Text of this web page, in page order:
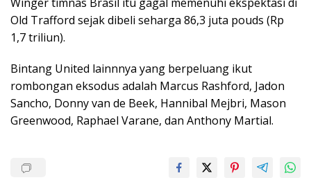
Old Trafford sejak dibeli seharga 86,3 juta pouds (Rp
1,7 triliun).
Bintang United lainnnya yang berpeluang ikut
rombongan eksodus adalah Marcus Rashford, Jadon
Sancho, Donny van de Beek, Hannibal Mejbri, Mason
Greenwood, Raphael Varane, dan Anthony Martial.